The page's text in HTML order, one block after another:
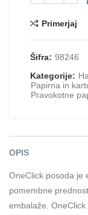
Primerjaj
Šifra: 98246
Kategorije:
Papirna in
Pravokotne
OPIS
OneClick posoda je
pomembne
embalaže.